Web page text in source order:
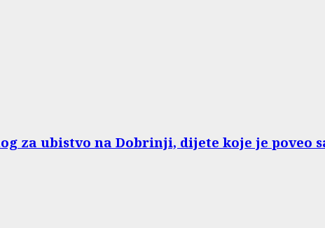
za ubistvo na Dobrinji, dijete koje je poveo